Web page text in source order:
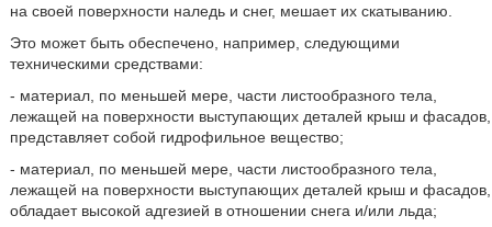
на своей поверхности наледь и снег, мешает их скатыванию.
Это может быть обеспечено, например, следующими
техническими средствами:
- материал, по меньшей мере, части листообразного тела,
лежащей на поверхности выступающих деталей крыш и фасадов,
представляет собой гидрофильное вещество;
- материал, по меньшей мере, части листообразного тела,
лежащей на поверхности выступающих деталей крыш и фасадов,
обладает высокой адгезией в отношении снега и/или льда;